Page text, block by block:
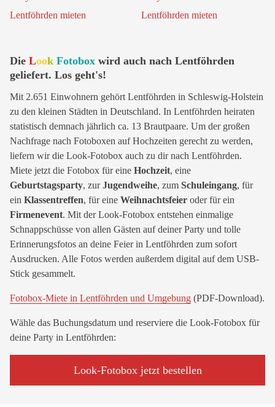
Die Look Fotobox wird auch nach Lentföhrden
geliefert. Los geht's!
Mit 2.651 Einwohnern gehört Lentföhrden in Schleswig-Holstein
zu den kleinen Städten in Deutschland. In Lentföhrden heiraten
statistisch demnach jährlich ca. 13 Brautpaare. Um der großen
Nachfrage nach Fotoboxen auf Hochzeiten gerecht zu werden,
liefern wir die Look-Fotobox auch zu dir nach Lentföhrden.
Miete jetzt die Fotobox für eine Hochzeit, eine
Geburtstagsparty, zurJugendweihe, zum Schuleingang, für
ein Klassentreffen, für eine Weihnachtsfeier oder für ein
Firmenevent. Mit der Look-Fotobox entstehen einmalige
Schnappschüsse von allen Gästen auf deiner Party und tolle
Erinnerungsfotos an deine Feier in Lentföhrden zum sofort
Ausdrucken. Alle Fotos werden außerdem digital auf dem USB-
Stick gesammelt.
Fotobox-Miete in Lentföhrden und Umgebung (PDF-Download).
Wähle das Buchungsdatum und reserviere die Look-Fotobox für
deine Party in Lentföhrden:
Look-Fotobox jetzt bestellen